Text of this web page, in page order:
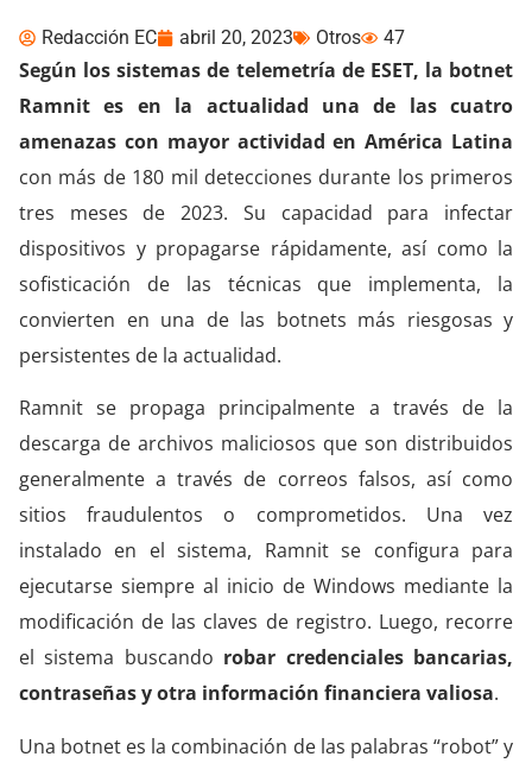
Redacción EC abril 20, 2023 Otros 47
Según los sistemas de telemetría de ESET, la botnet
Ramnit es en la actualidad una de las cuatro
amenazas con mayor actividad en América Latina
con más de 180 mil detecciones durante los primeros
tres meses de 2023. Su capacidad para infectar
dispositivos y propagarse rápidamente, así como la
sofisticación de las técnicas que implementa, la
convierten en una de las botnets más riesgosas y
persistentes de la actualidad.
Ramnit se propaga principalmente a través de la
descarga de archivos maliciosos que son distribuidos
generalmente a través de correos falsos, así como
sitios fraudulentos o comprometidos. Una vez
instalado en el sistema, Ramnit se configura para
ejecutarse siempre al inicio de Windows mediante la
modificación de las claves de registro. Luego, recorre
el sistema buscando robar credenciales bancarias,
contraseñas y otra información financiera valiosa.
Una botnet es la combinación de las palabras “robot” y